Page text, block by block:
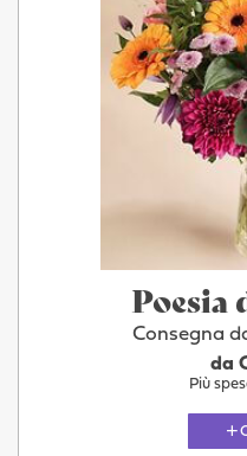
Poesia
Consegna
da
Più